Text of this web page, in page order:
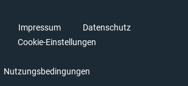
Impressum
Datenschutz
Cookie-Einstellungen
Nutzungsbedingungen